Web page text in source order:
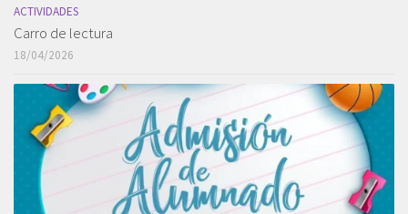
ACTIVIDADES
Carro de lectura
18/04/2026